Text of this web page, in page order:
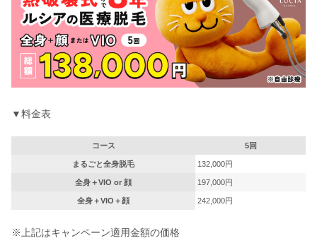
▼料金表
コース 5回
まるごと全身脱毛 132,000円
全身＋VIO or 顔 197,000円
全身＋VIO＋顔 242,000円
※上記はキャンペーン適用金額の価格